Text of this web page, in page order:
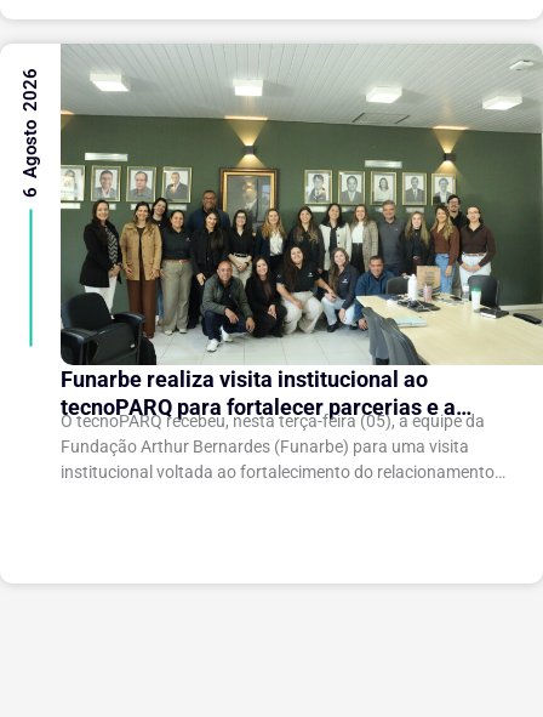
Funarbe realiza visita institucional ao
tecnoPARQ para fortalecer parcerias e a
gestão da inovação
O tecnoPARQ recebeu, nesta terça-feira (05), a equipe da
Fundação Arthur Bernardes (Funarbe) para uma visita
institucional voltada ao fortalecimento do relacionamento
6 Agosto 2026